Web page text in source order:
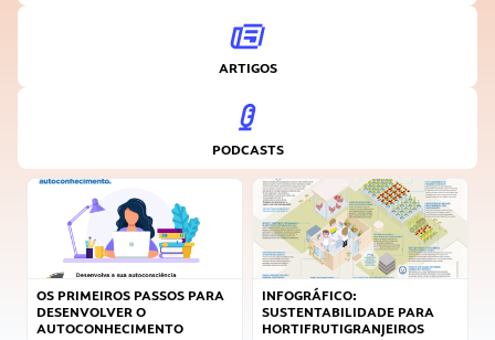
ARTIGOS
PODCASTS
OS PRIMEIROS PASSOS PARA
DESENVOLVER O
AUTOCONHECIMENTO
INFOGRÁFICO:
SUSTENTABILIDADE PARA
HORTIFRUTIGRANJEIROS